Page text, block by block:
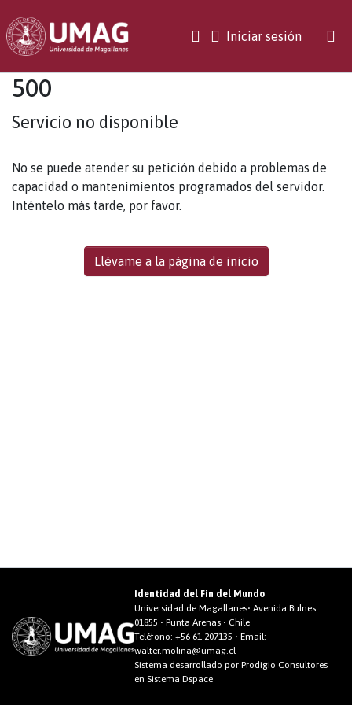
Iniciar sesión(current)
500
Servicio no disponible
No se puede atender su petición debido a problemas de
capacidad o mantenimientos programados del servidor.
Inténtelo más tarde, por favor.
Llévame a la página de inicio
Identidad del Fin del Mundo
Universidad de Magallanes• Avenida Bulnes
01855 • Punta Arenas • Chile
Teléfono:+56 61 207135 • Email:
walter.molina@umag.cl
Sistema desarrollado por Prodigio Consultores
en Sistema Dspace